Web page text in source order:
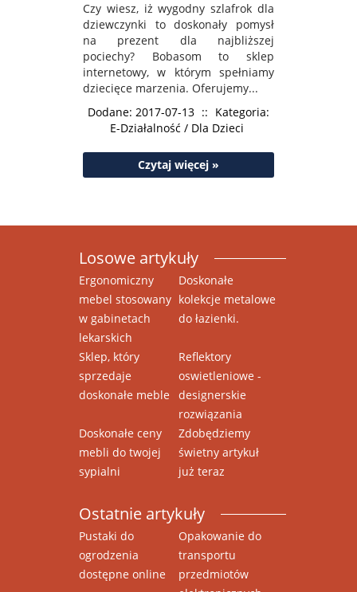
Czy wiesz, iż wygodny szlafrok dla
dziewczynki to doskonały pomysł
na prezent dla najbliższej
pociechy? Bobasom to sklep
internetowy, w którym spełniamy
dziecięce marzenia. Oferujemy...
Dodane: 2017-07-13 :: Kategoria:
E-Działalność / Dla Dzieci
Czytaj więcej »
Losowe artykuły
Ergonomiczny
mebel stosowany
w gabinetach
lekarskich
Doskonałe
kolekcje metalowe
do łazienki.
Sklep, który
sprzedaje
doskonałe meble
Reflektory
oswietleniowe -
designerskie
rozwiązania
Doskonałe ceny
mebli do twojej
sypialni
Zdobędziemy
świetny artykuł
już teraz
Ostatnie artykuły
Pustaki do
ogrodzenia
dostępne online
Opakowanie do
transportu
przedmiotów